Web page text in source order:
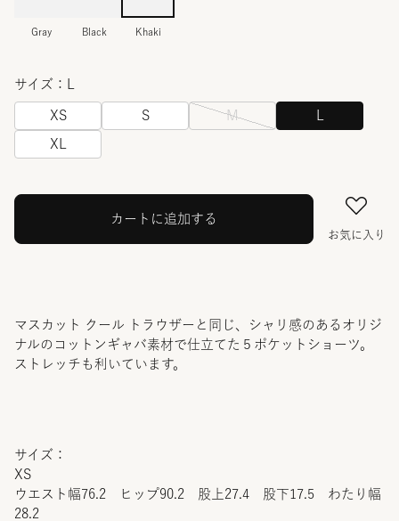
Gray Black Khaki
サイズ：L
XS S M
XL
カートに追加する
お気に入り
マスカット クール トラウザーと同じ、シャリ感のあるオリジ
ナルのコットンギャバ素材で仕立てた５ポケットショーツ。
ストレッチも利いています。
サイズ：
XS
ウエスト幅76.2 ヒップ90.2 股上27.4 股下17.5 わたり幅
28.2